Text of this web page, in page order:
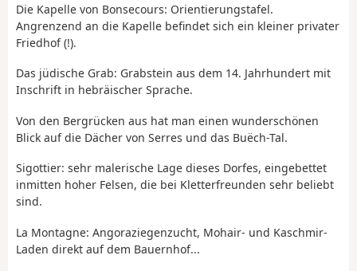
Die Kapelle von Bonsecours: Orientierungstafel.
Angrenzend an die Kapelle befindet sich ein kleiner privater
Friedhof (!).
Das jüdische Grab: Grabstein aus dem 14. Jahrhundert mit
Inschrift in hebräischer Sprache.
Von den Bergrücken aus hat man einen wunderschönen
Blick auf die Dächer von Serres und das Buëch-Tal.
Sigottier: sehr malerische Lage dieses Dorfes, eingebettet
inmitten hoher Felsen, die bei Kletterfreunden sehr beliebt
sind.
La Montagne: Angoraziegenzucht, Mohair- und Kaschmir-
Laden direkt auf dem Bauernhof...